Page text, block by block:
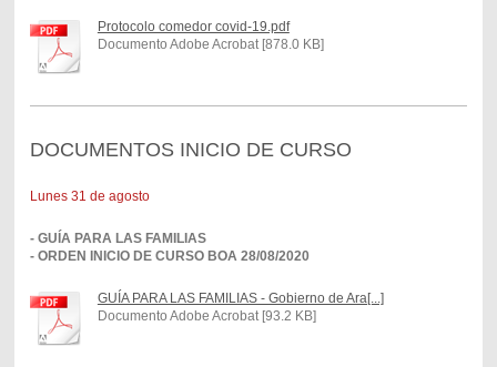
Protocolo comedor covid-19.pdf
Documento Adobe Acrobat [878.0 KB]
DOCUMENTOS INICIO DE CURSO
Lunes 31 de agosto
- GUÍA PARA LAS FAMILIAS
- ORDEN INICIO DE CURSO BOA 28/08/2020
GUÍA PARA LAS FAMILIAS - Gobierno de Ara[...]
Documento Adobe Acrobat [93.2 KB]